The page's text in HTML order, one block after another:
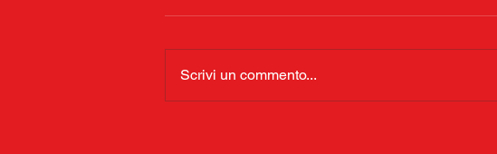
Scrivi un commento...